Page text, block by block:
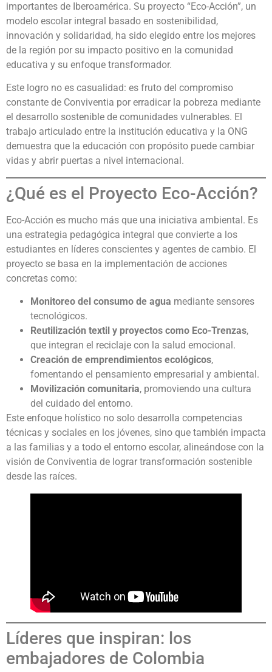
importantes de Iberoamérica. Su proyecto “Eco-Acción”, un
modelo escolar integral basado en sostenibilidad,
innovación y solidaridad, ha sido elegido entre los mejores
de la región por su impacto positivo en la comunidad
educativa y su enfoque transformador.
Este logro no es casualidad: es fruto del compromiso
constante de Conviventia por erradicar la pobreza mediante
el desarrollo sostenible de comunidades vulnerables. El
trabajo articulado entre la institución educativa y la ONG
demuestra que la educación con propósito puede cambiar
vidas y abrir puertas a nivel internacional.
¿Qué es el Proyecto Eco-Acción?
Eco-Acción es mucho más que una iniciativa ambiental. Es
una estrategia pedagógica integral que convierte a los
estudiantes en líderes conscientes y agentes de cambio. El
proyecto se basa en la implementación de acciones
concretas como:
Monitoreo del consumo de agua mediante sensores
tecnológicos.
Reutilización textil y proyectos como Eco-Trenzas,
que integran el reciclaje con la salud emocional.
Creación de emprendimientos ecológicos,
fomentando el pensamiento empresarial y ambiental.
Movilización comunitaria, promoviendo una cultura
del cuidado del entorno.
Este enfoque holístico no solo desarrolla competencias
técnicas y sociales en los jóvenes, sino que también impacta
a las familias y a todo el entorno escolar, alineándose con la
visión de Conviventia de lograr transformación sostenible
desde las raíces.
Líderes que inspiran: los
embajadores de Colombia